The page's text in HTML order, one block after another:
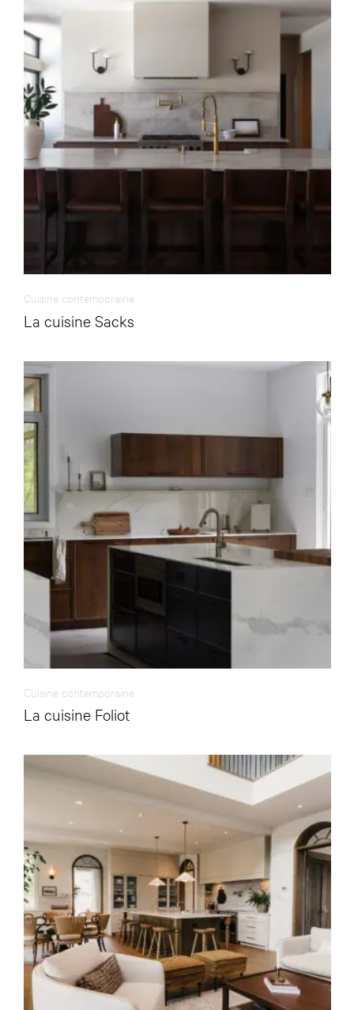
Cuisine contemporaine
La cuisine Sacks
Cuisine contemporaine
La cuisine Foliot